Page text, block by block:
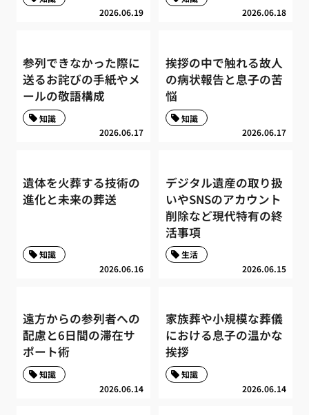
2026.06.19 2026.06.18
参列できなかった際に
送るお詫びの手紙やメ
ールの敬語構成
2026.06.17
知識
挨拶の中で触れる故人
の病状報告と息子の苦
悩
2026.06.17
知識
遺体を火葬する技術の
進化と未来の葬送
2026.06.16
知識
デジタル遺産の取り扱
いやSNSのアカウント
削除など現代特有の終
活事項
2026.06.15
生活
遠方からの参列者への
配慮と6日間の滞在サ
ポート術
2026.06.14
知識
家族葬や小規模な葬儀
における息子の温かな
挨拶
2026.06.14
知識